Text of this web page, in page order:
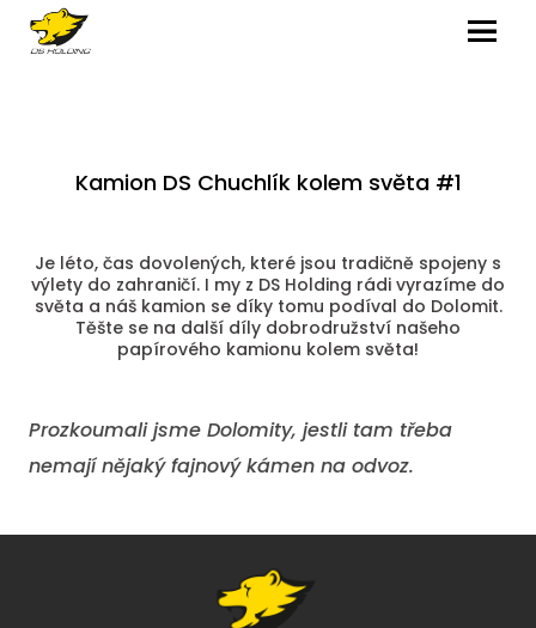
MENU
Kamion DS Chuchlík kolem světa #1
Je léto, čas dovolených, které jsou tradičně spojeny s
výlety do zahraničí. I my z DS Holding rádi vyrazíme do
světa a náš kamion se díky tomu podíval do Dolomit.
Těšte se na další díly dobrodružství našeho
papírového kamionu kolem světa!
Prozkoumali jsme Dolomity, jestli tam třeba
nemají nějaký fajnový kámen na odvoz.